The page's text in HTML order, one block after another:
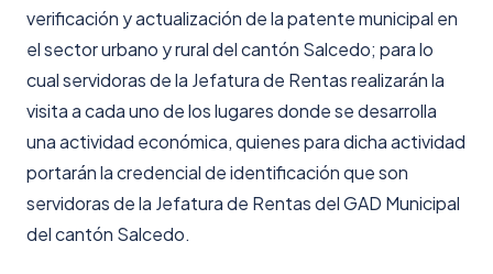
verificación y actualización de la patente municipal en
el sector urbano y rural del cantón Salcedo; para lo
cual servidoras de la Jefatura de Rentas realizarán la
visita a cada uno de los lugares donde se desarrolla
una actividad económica, quienes para dicha actividad
portarán la credencial de identificación que son
servidoras de la Jefatura de Rentas del GAD Municipal
del cantón Salcedo.